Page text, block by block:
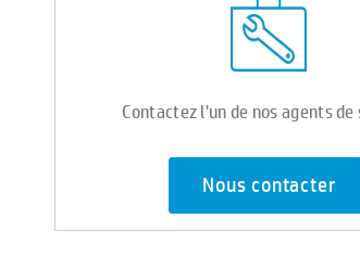
Contactez l'un de nos agents
Nous contacter